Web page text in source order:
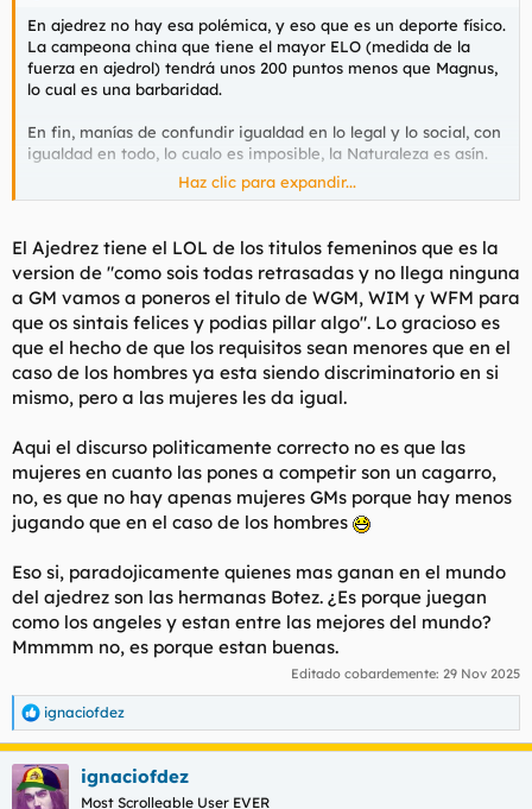
En ajedrez no hay esa polémica, y eso que es un deporte físico.
La campeona china que tiene el mayor ELO (medida de la
fuerza en ajedrol) tendrá unos 200 puntos menos que Magnus,
lo cual es una barbaridad.
En fin, manías de confundir igualdad en lo legal y lo social, con
igualdad en todo, lo cualo es imposible, la Naturaleza es asín.
K#rma y no-penis
Haz clic para expandir...
El Ajedrez tiene el LOL de los titulos femeninos que es la
version de "como sois todas retrasadas y no llega ninguna
a GM vamos a poneros el titulo de WGM, WIM y WFM para
que os sintais felices y podias pillar algo". Lo gracioso es
que el hecho de que los requisitos sean menores que en el
caso de los hombres ya esta siendo discriminatorio en si
mismo, pero a las mujeres les da igual.
Aqui el discurso politicamente correcto no es que las
mujeres en cuanto las pones a competir son un cagarro,
no, es que no hay apenas mujeres GMs porque hay menos
jugando que en el caso de los hombres
Eso si, paradojicamente quienes mas ganan en el mundo
del ajedrez son las hermanas Botez. ¿Es porque juegan
como los angeles y estan entre las mejores del mundo?
Mmmmm no, es porque estan buenas.
Editado cobardemente: 29 Nov 2025
R
e
a
c
c
ignaciofdez
ignaciofdez
Most Scrolleable User EVER